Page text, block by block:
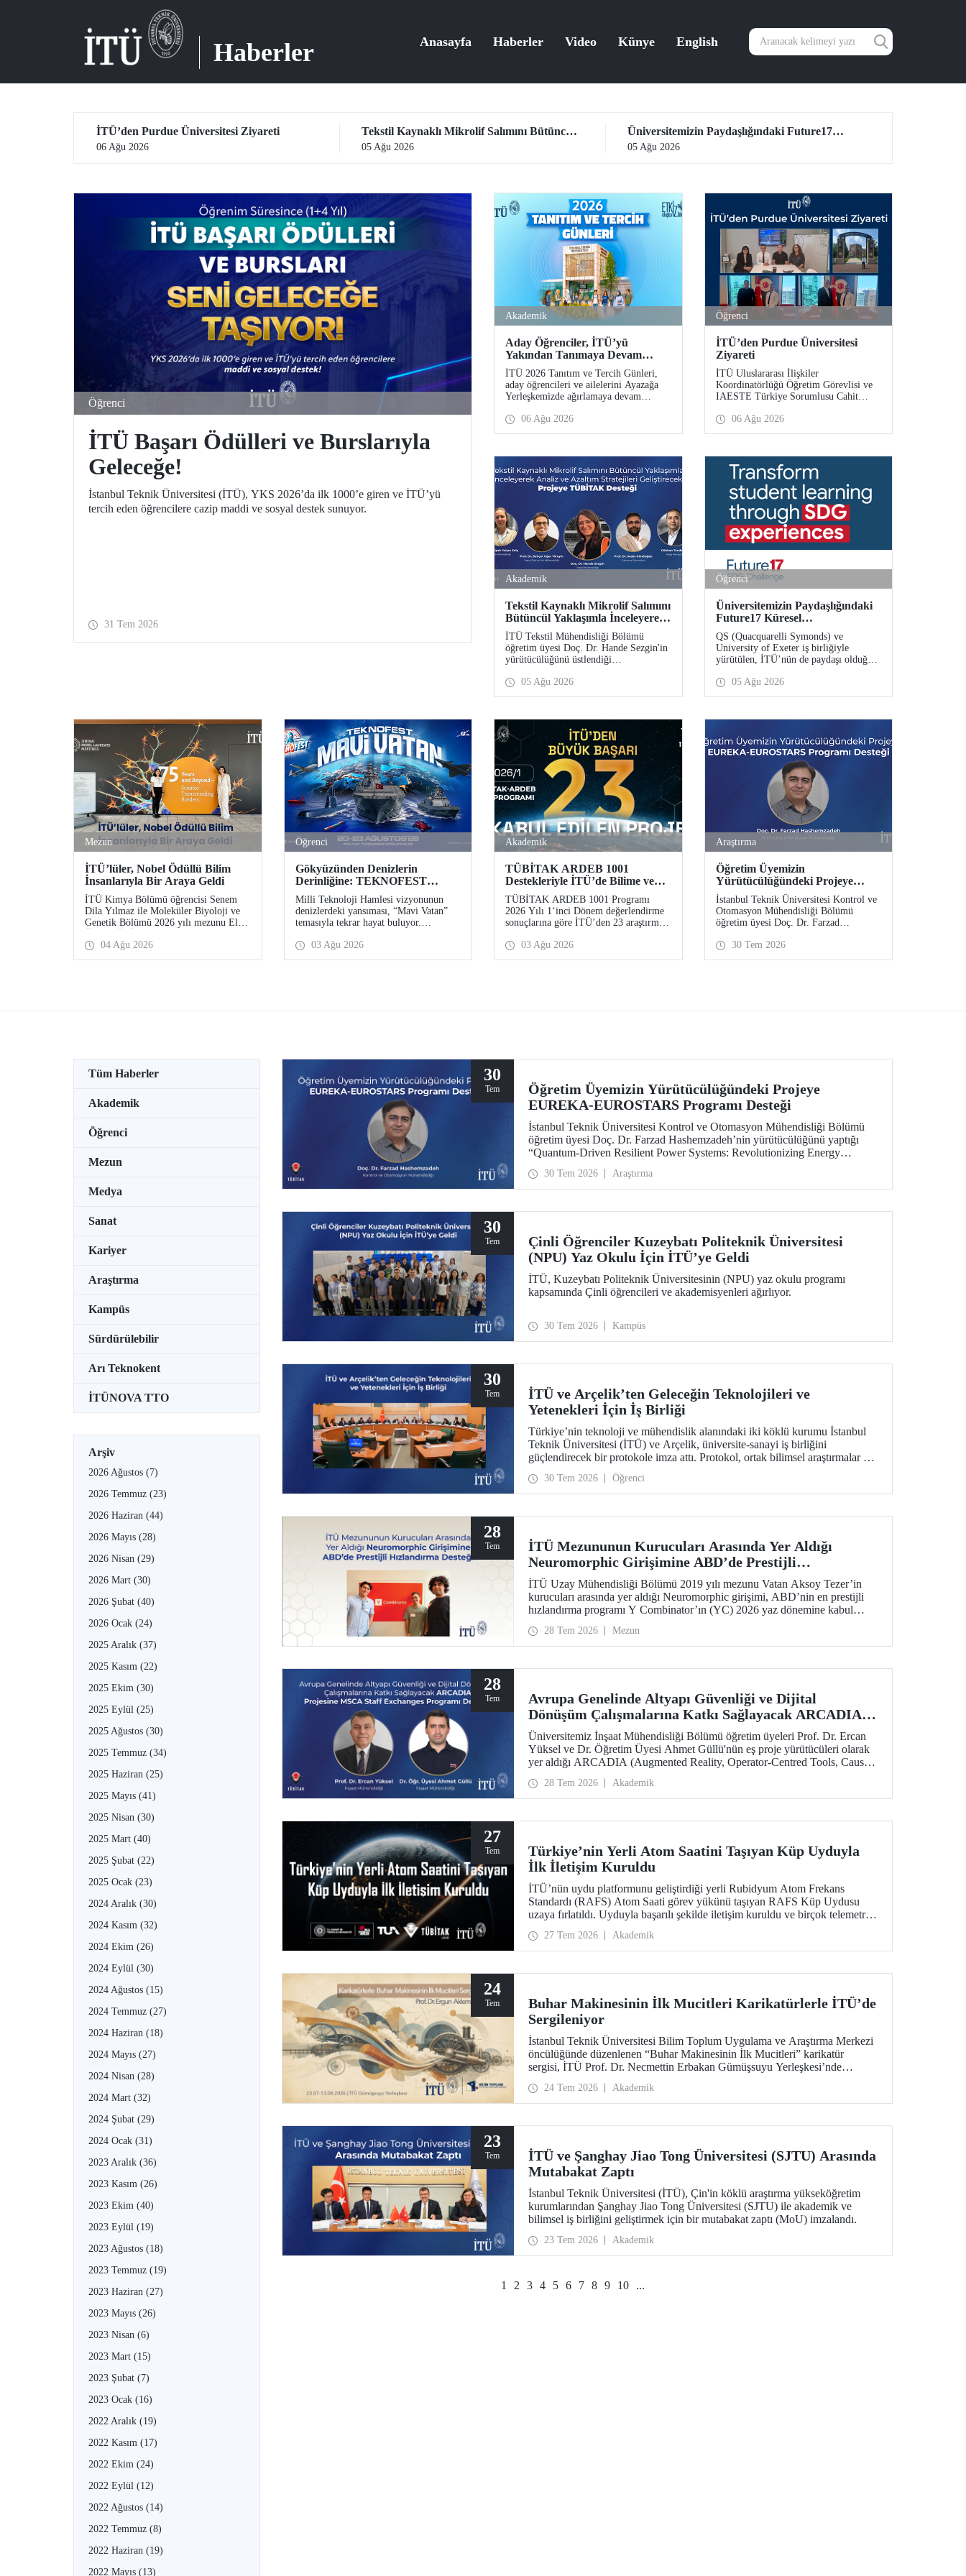
Haberler Anasayfa Haberler Video Künye English
Purdue Üniversitesi Ziyareti Tekstil Kaynaklı Mikrolif Salımını Bütüncül Yaklaşımla İnceleyerek Analiz ve Azaltım Stratejileri Geliştirecek Projeye TÜBİTAK Desteği Üniversitemizin Paydaşlığındaki Future17 Küresel Sürdürülebilirlik Proje Programı, Öğrencilerimizin Başvurularını Bekliyor
Öğrenci
İTÜ Başarı Ödülleri ve Burslarıyla
Geleceğe!
İstanbul Teknik Üniversitesi (İTÜ), YKS 2026’da ilk 1000’e giren ve İTÜ’yü
tercih eden öğrencilere cazip maddi ve sosyal destek sunuyor.
31 Tem 2026
Akademik
Aday Öğrenciler, İTÜ’yü
Yakından Tanımaya Devam
Ediyor
İTÜ 2026 Tanıtım ve Tercih Günleri,
aday öğrencileri ve ailelerini Ayazağa
Yerleşkemizde ağırlamaya devam
Ağustos’ta tamamlanacak, ilgili fakülte
ve birimler adaylara bilgi vermeye
06 Ağu 2026
Öğrenci
İTÜ’den Purdue Üniversitesi
Ziyareti
İTÜ Uluslararası İlişkiler
Koordinatörlüğü Öğretim Görevlisi ve
IAESTE Türkiye Sorumlusu Cahit
geliştirmek amacıyla 20-27 Temmuz
tarihlerinde ABD’de dünyanın önde
Purdue Üniversitesi başta olmak üzere
bir dizi ziyarette bulundu.
06 Ağu 2026
Akademik
Tekstil Kaynaklı Mikrolif Salımını
Bütüncül Yaklaşımla İnceleyerek
Analiz ve Azaltım Stratejileri
Geliştirecek Projeye TÜBİTAK
Desteği
İTÜ Tekstil Mühendisliği Bölümü
öğretim üyesi Doç. Dr. Hande Sezgin'in
yürütücülüğünü üstlendiği
Esaslı Tekstil Ürünlerinde Kullanım
Koşullarına Bağlı Mikrolif Salımı:
Döngülerinin Bütünsel Analizi ve
Azaltım Stratejilerinin Geliştirilmesi”
başlıklı proje, TÜBİTAK 2515 – COST
Aksiyon Üyeleri Ar-Ge Destek
Programı kapsamında desteklenmeye
hak kazandı.
05 Ağu 2026
Öğrenci
Üniversitemizin Paydaşlığındaki
Future17 Küresel
Sürdürülebilirlik Proje Programı,
Öğrencilerimizin Başvurularını
Bekliyor
QS (Quacquarelli Symonds) ve
University of Exeter iş birliğiyle
yürütülen, İTÜ’nün de paydaşı olduğu
Proje Programı için yeni dönem öğrenci
başvuruları açıldı. Başvurular için son
05 Ağu 2026
Mezun
İTÜ’lüler, Nobel Ödüllü Bilim
İnsanlarıyla Bir Araya Geldi
İTÜ Kimya Bölümü öğrencisi Senem
Dila Yılmaz ile Moleküler Biyoloji ve
Genetik Bölümü 2026 yılı mezunu Elif
Bilimsel Etkinliklere Katılım Desteği
kapsamında 75’inci Lindau Nobel
04 Ağu 2026
Öğrenci
Gökyüzünden Denizlerin
Derinliğine: TEKNOFEST
Yeniden “Mavi Vatan”da!
Milli Teknoloji Hamlesi vizyonunun
denizlerdeki yansıması, “Mavi Vatan”
temasıyla tekrar hayat buluyor.
Ağustos tarihlerinde Gölcük Tersanesi
Komutanlığı’nda düzenlenecek
03 Ağu 2026
Akademik
TÜBİTAK ARDEB 1001
Destekleriyle İTÜ’de Bilime ve
Geleceğe Yön Veren Başarı
TÜBİTAK ARDEB 1001 Programı
2026 Yılı 1‘inci Dönem değerlendirme
sonuçlarına göre İTÜ’den 23 araştırma
03 Ağu 2026
Araştırma
Öğretim Üyemizin
Yürütücülüğündeki Projeye
EUREKA-EUROSTARS
Programı Desteği
İstanbul Teknik Üniversitesi Kontrol ve
Otomasyon Mühendisliği Bölümü
öğretim üyesi Doç. Dr. Farzad
yaptığı “Quantum-Driven Resilient
Power Systems: Revolutionizing Energy
30 Tem 2026
Tüm Haberler
Akademik
Öğrenci
Mezun
Medya
Sanat
Kariyer
Araştırma
Kampüs
Sürdürülebilir
Arı Teknokent
İTÜNOVA TTO
Arşiv
2026 Ağustos (7)
2026 Temmuz (23)
2026 Haziran (44)
2026 Mayıs (28)
2026 Nisan (29)
2026 Mart (30)
2026 Şubat (40)
2026 Ocak (24)
2025 Aralık (37)
2025 Kasım (22)
2025 Ekim (30)
2025 Eylül (25)
2025 Ağustos (30)
2025 Temmuz (34)
2025 Haziran (25)
2025 Mayıs (41)
2025 Nisan (30)
2025 Mart (40)
2025 Şubat (22)
2025 Ocak (23)
2024 Aralık (30)
2024 Kasım (32)
2024 Ekim (26)
2024 Eylül (30)
2024 Ağustos (15)
2024 Temmuz (27)
2024 Haziran (18)
2024 Mayıs (27)
2024 Nisan (28)
2024 Mart (32)
2024 Şubat (29)
2024 Ocak (31)
2023 Aralık (36)
2023 Kasım (26)
2023 Ekim (40)
2023 Eylül (19)
2023 Ağustos (18)
2023 Temmuz (19)
2023 Haziran (27)
2023 Mayıs (26)
2023 Nisan (6)
2023 Mart (15)
2023 Şubat (7)
2023 Ocak (16)
2022 Aralık (19)
2022 Kasım (17)
2022 Ekim (24)
2022 Eylül (12)
2022 Ağustos (14)
2022 Temmuz (8)
2022 Haziran (19)
2022 Mayıs (13)
30
Tem
Öğretim Üyemizin Yürütücülüğündeki Projeye
EUREKA-EUROSTARS Programı Desteği
İstanbul Teknik Üniversitesi Kontrol ve Otomasyon Mühendisliği Bölümü
öğretim üyesi Doç. Dr. Farzad Hashemzadeh’nin yürütücülüğünü yaptığı
“Quantum-Driven Resilient Power Systems: Revolutionizing Energy
kapsamında desteklenmeye hak kazandı.
30 Tem 2026 Araştırma
30
Tem
Çinli Öğrenciler Kuzeybatı Politeknik Üniversitesi
(NPU) Yaz Okulu İçin İTÜ’ye Geldi
İTÜ, Kuzeybatı Politeknik Üniversitesinin (NPU) yaz okulu programı
kapsamında Çinli öğrencileri ve akademisyenleri ağırlıyor.
30 Tem 2026 Kampüs
30
Tem
İTÜ ve Arçelik’ten Geleceğin Teknolojileri ve
Yetenekleri İçin İş Birliği
Türkiye’nin teknoloji ve mühendislik alanındaki iki köklü kurumu İstanbul
Teknik Üniversitesi (İTÜ) ve Arçelik, üniversite-sanayi iş birliğini
güçlendirecek bir protokole imza attı. Protokol, ortak bilimsel araştırmalar ve
yenilikçi teknolojilerin transferinin yanı sıra öğrencilere staj, gelişim
programları, bitirme projeleri ve mentörlük olanakları sunulmasını kapsıyor.
30 Tem 2026 Öğrenci
28
Tem
İTÜ Mezununun Kurucuları Arasında Yer Aldığı
Neuromorphic Girişimine ABD’de Prestijli
Hızlandırma Desteği
İTÜ Uzay Mühendisliği Bölümü 2019 yılı mezunu Vatan Aksoy Tezer’in
kurucuları arasında yer aldığı Neuromorphic girişimi, ABD’nin en prestijli
hızlandırma programı Y Combinator’ın (YC) 2026 yaz dönemine kabul
28 Tem 2026 Mezun
28
Tem
Avrupa Genelinde Altyapı Güvenliği ve Dijital
Dönüşüm Çalışmalarına Katkı Sağlayacak ARCADIA
Projesine MSCA Staff Exchanges Programı Desteği
Üniversitemiz İnşaat Mühendisliği Bölümü öğretim üyeleri Prof. Dr. Ercan
Yüksel ve Dr. Öğretim Üyesi Ahmet Güllü'nün eş proje yürütücüleri olarak
yer aldığı ARCADIA (Augmented Reality, Operator-Centred Tools, Causal
Avrupa Birliği Marie Skłodowska-Curie Actions (MSCA) Staff Exchanges
Programı kapsamında desteklenmeye hak kazandı.
28 Tem 2026 Akademik
27
Tem
Türkiye’nin Yerli Atom Saatini Taşıyan Küp Uyduyla
İlk İletişim Kuruldu
İTÜ’nün uydu platformunu geliştirdiği yerli Rubidyum Atom Frekans
Standardı (RAFS) Atom Saati görev yükünü taşıyan RAFS Küp Uydusu
uzaya fırlatıldı. Uyduyla başarılı şekilde iletişim kuruldu ve birçok telemetri
teknolojileri açısından büyük önem taşıyor.
27 Tem 2026 Akademik
24
Tem
Buhar Makinesinin İlk Mucitleri Karikatürlerle İTÜ’de
Sergileniyor
İstanbul Teknik Üniversitesi Bilim Toplum Uygulama ve Araştırma Merkezi
öncülüğünde düzenlenen “Buhar Makinesinin İlk Mucitleri” karikatür
sergisi, İTÜ Prof. Dr. Necmettin Erbakan Gümüşsuyu Yerleşkesi’nde
arasında ziyarete açık olacak.
24 Tem 2026 Akademik
23
Tem
İTÜ ve Şanghay Jiao Tong Üniversitesi (SJTU) Arasında
Mutabakat Zaptı
İstanbul Teknik Üniversitesi (İTÜ), Çin'in köklü araştırma yükseköğretim
kurumlarından Şanghay Jiao Tong Üniversitesi (SJTU) ile akademik ve
bilimsel iş birliğini geliştirmek için bir mutabakat zaptı (MoU) imzalandı.
23 Tem 2026 Akademik
1 2 3 4 5 6 7 8 9 10 ...